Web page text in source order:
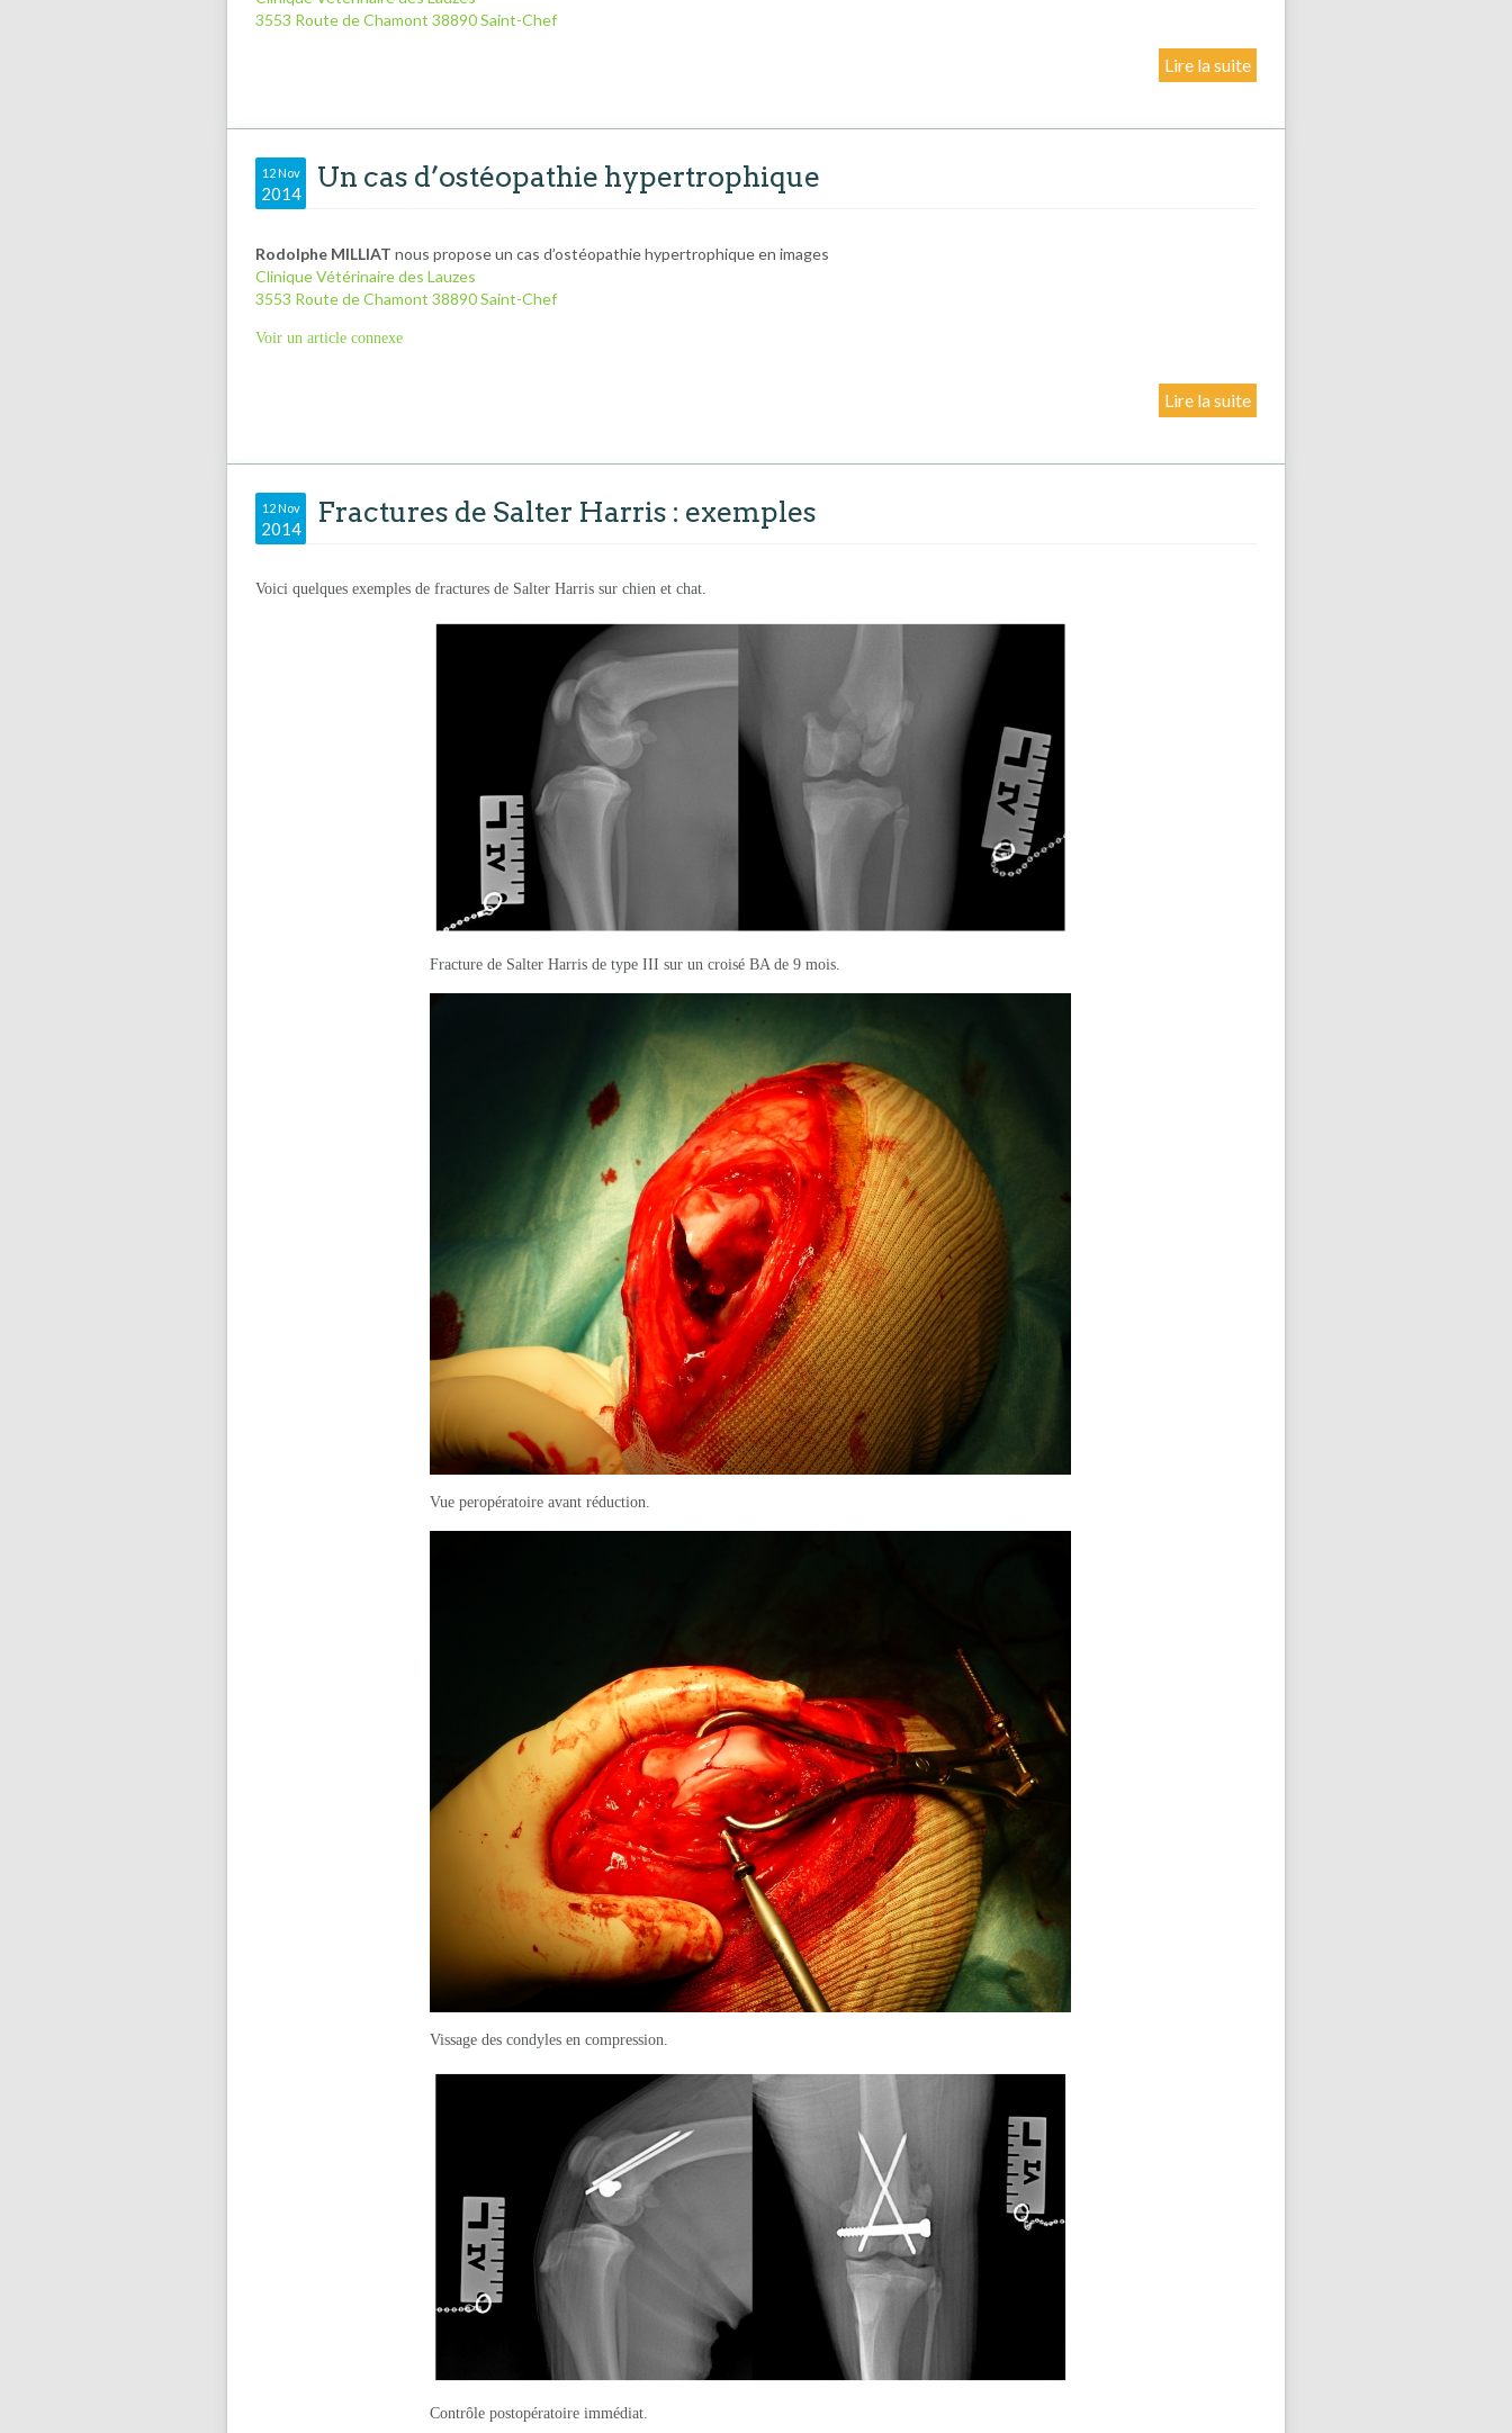
3553 Route de Chamont 38890 Saint-Chef
Lire la suite
12 Nov
2014 Un cas d’ostéopathie hypertrophique
Rodolphe MILLIAT nous propose un cas d’ostéopathie hypertrophique en images
Clinique Vétérinaire des Lauzes
3553 Route de Chamont 38890 Saint-Chef
Voir un article connexe
Lire la suite
12 Nov
2014 Fractures de Salter Harris : exemples
Voici quelques exemples de fractures de Salter Harris sur chien et chat.
Fracture de Salter Harris de type III sur un croisé BA de 9 mois.
Vue peropératoire avant réduction.
Vissage des condyles en compression.
Contrôle postopératoire immédiat.